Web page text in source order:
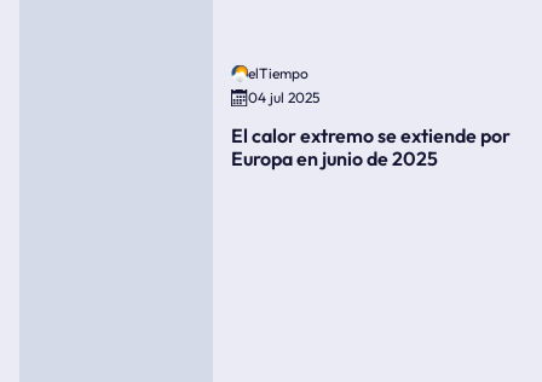
elTiempo
04 jul 2025
El calor extremo se extiende por
Europa en junio de 2025